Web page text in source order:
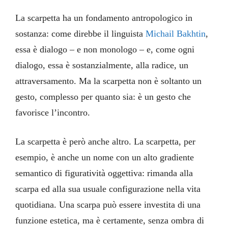
La scarpetta ha un fondamento antropologico in
sostanza: come direbbe il linguistaMichail Bakhtin,
essa è dialogo – e non monologo – e, come ogni
dialogo, essa è sostanzialmente, alla radice, un
attraversamento. Ma la scarpetta non è soltanto un
gesto, complesso per quanto sia: è un gesto che
favorisce l’incontro.
La scarpetta è però anche altro. La scarpetta, per
esempio, è anche un nome con un alto gradiente
semantico di figuratività oggettiva: rimanda alla
scarpa ed alla sua usuale configurazione nella vita
quotidiana. Una scarpa può essere investita di una
funzione estetica, ma è certamente, senza ombra di